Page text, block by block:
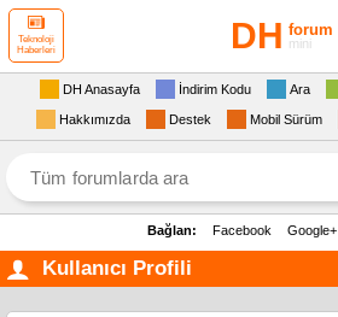
Teknoloji
Haberleri
DH forum
mini
DH Anasayfa İndirim Kodu Ara
Hakkımızda Destek Mobil Sürüm
Bağlan: Facebook Google+
Kullanıcı Profili